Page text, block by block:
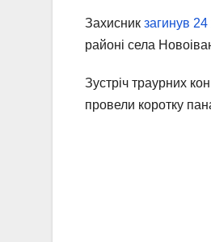
Захисник загинув
районі села
Зустріч траурних
провели коротку